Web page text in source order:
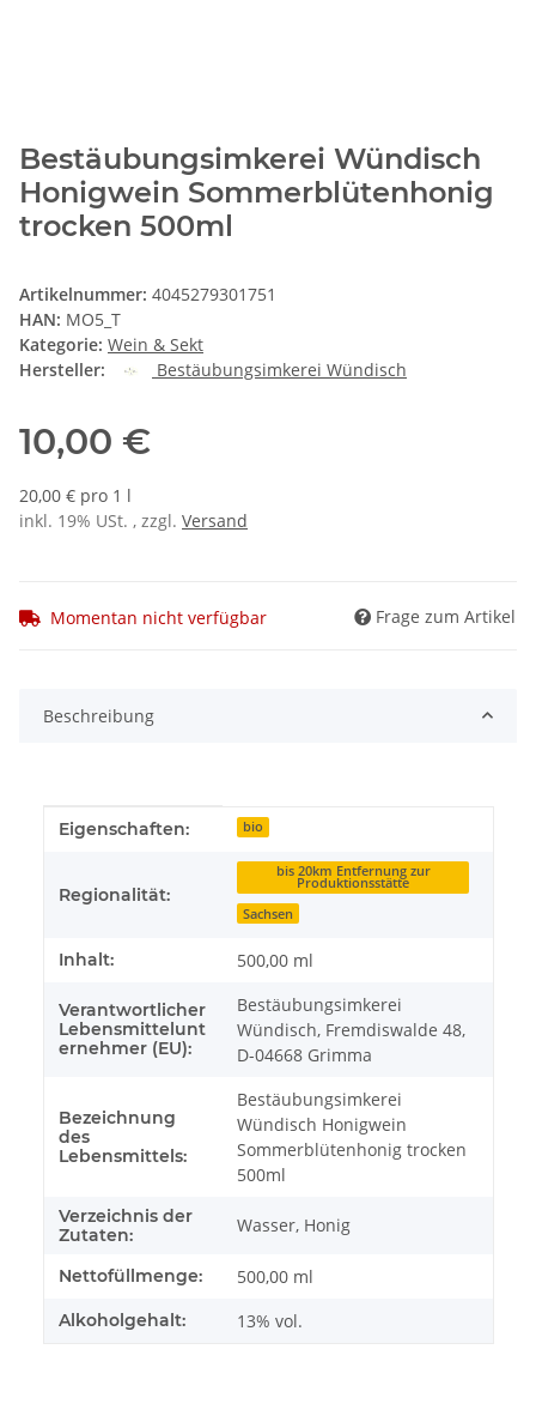
Bestäubungsimkerei Wündisch
Honigwein Sommerblütenhonig
trocken 500ml
Artikelnummer: 4045279301751
HAN: MO5_T
Kategorie: Wein & Sekt
Hersteller:
Bestäubungsimkerei Wündisch
10,00 €
20,00 € pro 1 l
inkl. 19% USt. , zzgl. Versand
Momentan nicht verfügbar Frage zum Artikel
Beschreibung
Produkteigenschaft
Wert
Eigenschaften: bio
Regionalität:
bis 20km Entfernung zur
Produktionsstätte
Sachsen
Inhalt: 500,00 ml
Verantwortlicher
Lebensmittelunt
ernehmer (EU):
Bestäubungsimkerei
Wündisch, Fremdiswalde 48,
D-04668 Grimma
Bezeichnung
des
Lebensmittels:
Bestäubungsimkerei
Wündisch Honigwein
Sommerblütenhonig trocken
500ml
Verzeichnis der
Zutaten:
Wasser, Honig
Nettofüllmenge: 500,00 ml
Alkoholgehalt: 13% vol.